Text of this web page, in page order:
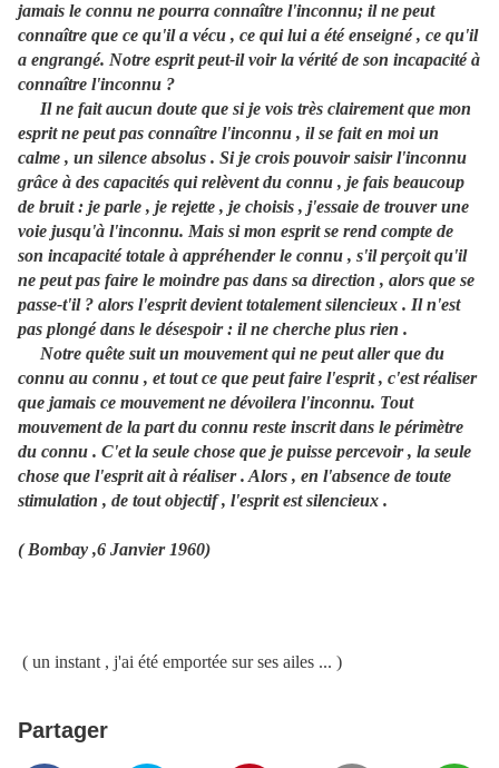
jamais le connu ne pourra connaître l'inconnu; il ne peut
connaître que ce qu'il a vécu , ce qui lui a été enseigné , ce qu'il
a engrangé. Notre esprit peut-il voir la vérité de son incapacité à
connaître l'inconnu ?
Il ne fait aucun doute que si je vois très clairement que mon
esprit ne peut pas connaître l'inconnu , il se fait en moi un
calme , un silence absolus . Si je crois pouvoir saisir l'inconnu
grâce à des capacités qui relèvent du connu , je fais beaucoup
de bruit : je parle , je rejette , je choisis , j'essaie de trouver une
voie jusqu'à l'inconnu. Mais si mon esprit se rend compte de
son incapacité totale à appréhender le connu , s'il perçoit qu'il
ne peut pas faire le moindre pas dans sa direction , alors que se
passe-t'il ? alors l'esprit devient totalement silencieux . Il n'est
pas plongé dans le désespoir : il ne cherche plus rien .
Notre quête suit un mouvement qui ne peut aller que du
connu au connu , et tout ce que peut faire l'esprit , c'est réaliser
que jamais ce mouvement ne dévoilera l'inconnu. Tout
mouvement de la part du connu reste inscrit dans le périmètre
du connu . C'et la seule chose que je puisse percevoir , la seule
chose que l'esprit ait à réaliser . Alors , en l'absence de toute
stimulation , de tout objectif , l'esprit est silencieux .
( Bombay ,6 Janvier 1960)
( un instant , j'ai été emportée sur ses ailes ... )
Partager